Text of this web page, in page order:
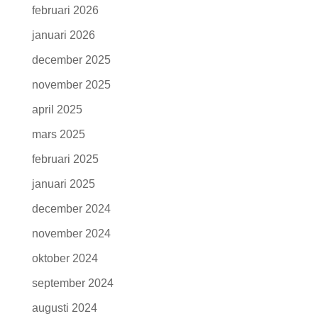
februari 2026
januari 2026
december 2025
november 2025
april 2025
mars 2025
februari 2025
januari 2025
december 2024
november 2024
oktober 2024
september 2024
augusti 2024